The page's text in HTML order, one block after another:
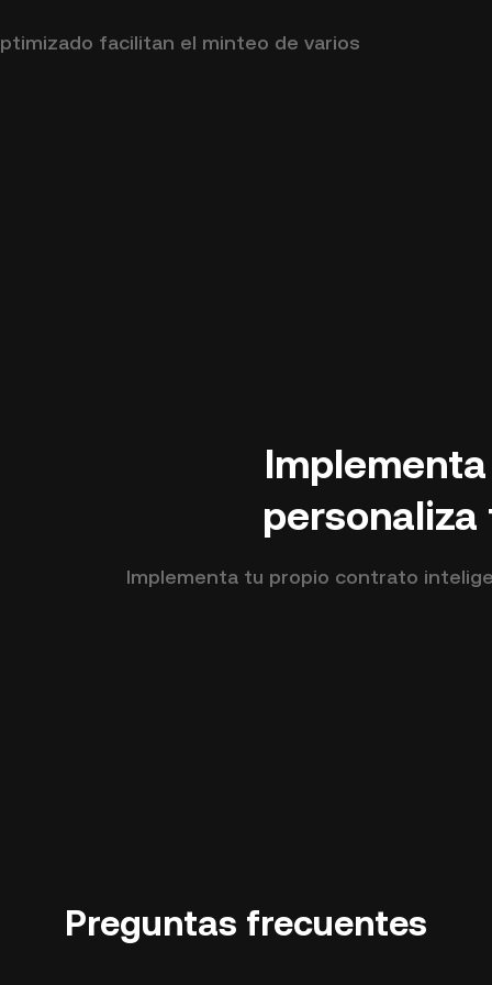
facilitan el minteo de varios
personaliza
Implementa tu propio contrato
Preguntas frecuentes